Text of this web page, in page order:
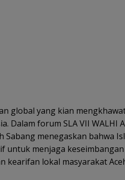
global yang kian
Dalam forum SLA VII WALHI
Sabang menegaskan bahwa
menjaga keseimbangan
lokal masyarakat